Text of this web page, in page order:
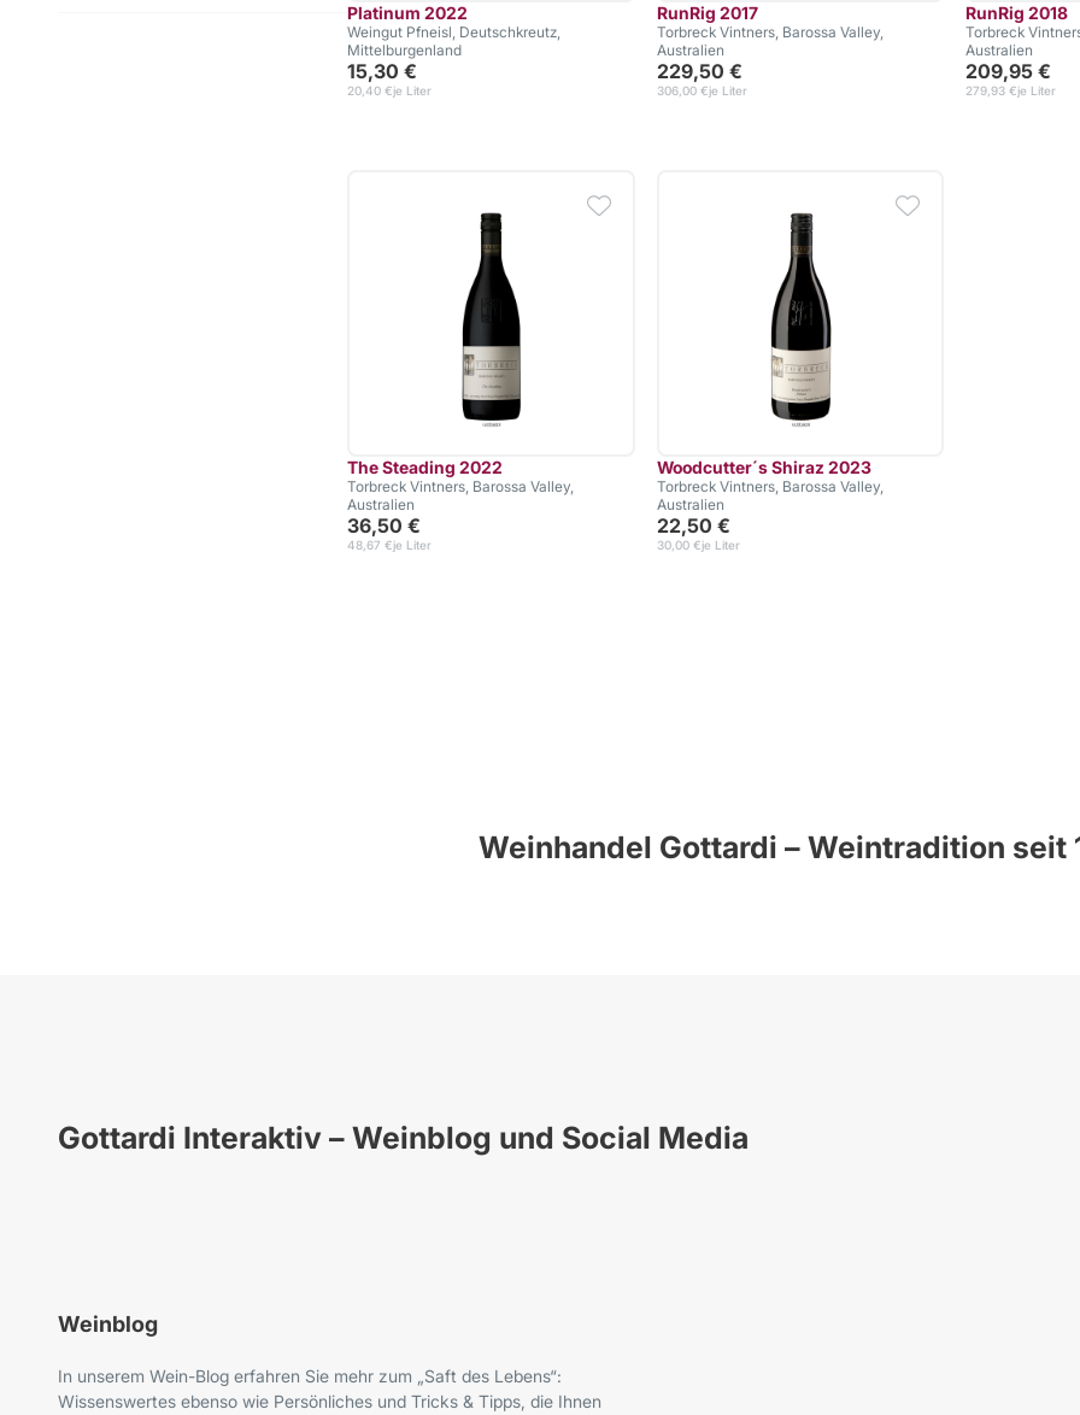
Platinum 2022
Weingut Pfneisl, Deutschkreutz,
Mittelburgenland
15,30 €
je Liter
20,40 €
RunRig 2017
Torbreck Vintners, Barossa Valley,
Australien
229,50 €
je Liter
306,00 €
RunRig 2018
Torbreck
Australien
209,95 €
je Liter
279,93 €
The Steading 2022
Torbreck Vintners, Barossa Valley,
Australien
36,50 €
je Liter
48,67 €
Woodcutter´s Shiraz 2023
Torbreck Vintners, Barossa Valley,
Australien
22,50 €
je Liter
30,00 €
Weinhandel Gottardi – Weintradition seit
Gottardi Interaktiv – Weinblog und Social Media
Weinblog
In unserem Wein-Blog erfahren Sie mehr zum „Saft des Lebens“:
Wissenswertes ebenso wie Persönliches und Tricks & Tipps, die Ihnen